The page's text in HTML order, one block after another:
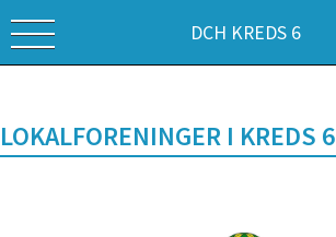
DCH KREDS 6
LOKALFORENINGER I KREDS 6